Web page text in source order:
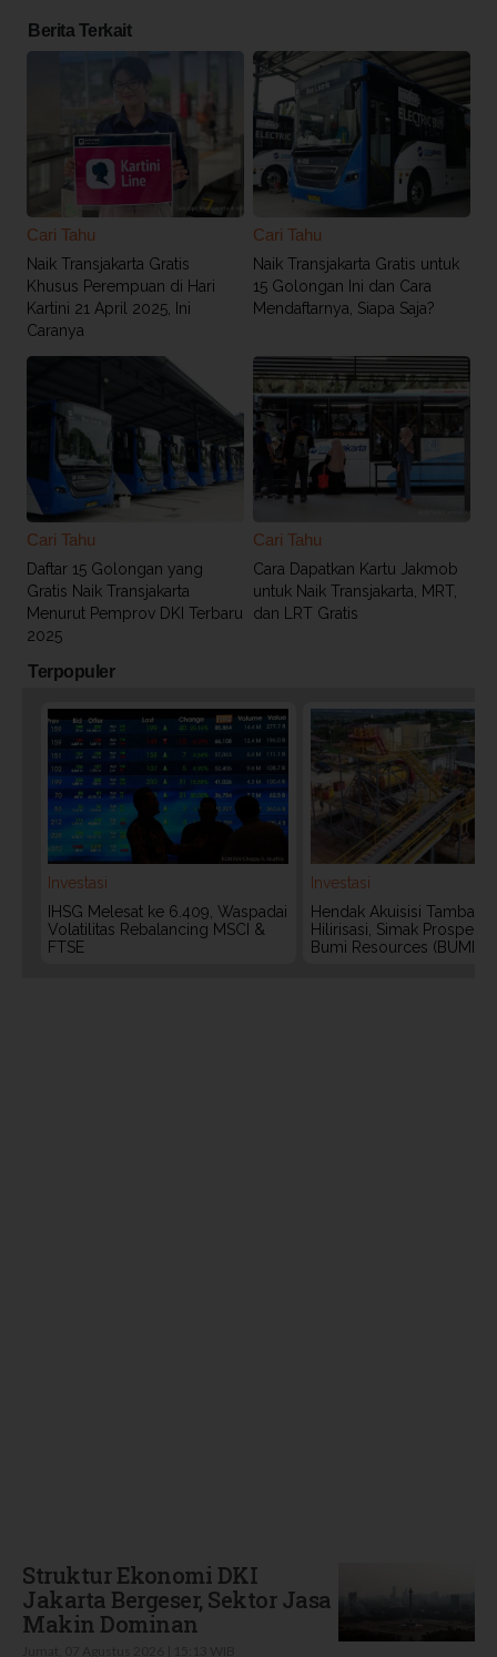
Berita Terkait
Cari Tahu
Naik Transjakarta Gratis
Khusus Perempuan di Hari
Kartini 21 April 2025, Ini
Caranya
Cari Tahu
Naik Transjakarta Gratis untuk
15 Golongan Ini dan Cara
Mendaftarnya, Siapa Saja?
Cari Tahu
Daftar 15 Golongan yang
Gratis Naik Transjakarta
Menurut Pemprov DKI Terbaru
2025
Cari Tahu
Cara Dapatkan Kartu Jakmob
untuk Naik Transjakarta, MRT,
dan LRT Gratis
Terpopuler
Investasi
IHSG Melesat ke 6.409, Waspadai
Volatilitas Rebalancing MSCI &
FTSE
Investasi
Hendak Akuisisi
Hilirisasi, Simak Prospek
Bumi Resources (BUMI)
Struktur Ekonomi DKI
Jakarta Bergeser, Sektor Jasa
Makin Dominan